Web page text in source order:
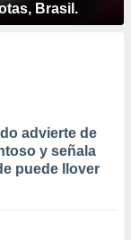
Brasil.
advierte de
y señala
puede llover